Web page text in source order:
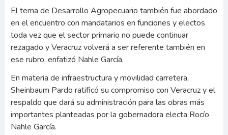
El tema de Desarrollo Agropecuario también fue abordado
en el encuentro con mandatarios en funciones y electos
toda vez que el sector primario no puede continuar
rezagado y Veracruz volverá a ser referente también en
ese rubro, enfatizó Nahle García.
En materia de infraestructura y movilidad carretera,
Sheinbaum Pardo ratificó su compromiso con Veracruz y el
respaldo que dará su administración para las obras más
importantes planteadas por la gobernadora electa Rocío
Nahle García.